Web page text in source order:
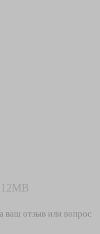
ваш отзыв или вопрос